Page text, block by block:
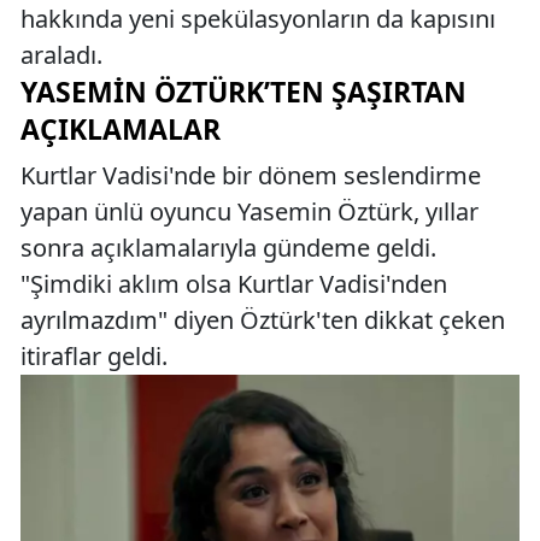
hakkında yeni spekülasyonların da kapısını
araladı.
YASEMIN ÖZTÜRK’TEN ŞAŞIRTAN
AÇIKLAMALAR
Kurtlar Vadisi'nde bir dönem seslendirme
yapan ünlü oyuncu Yasemin Öztürk, yıllar
sonra açıklamalarıyla gündeme geldi.
"Şimdiki aklım olsa Kurtlar Vadisi'nden
ayrılmazdım" diyen Öztürk'ten dikkat çeken
itiraflar geldi.